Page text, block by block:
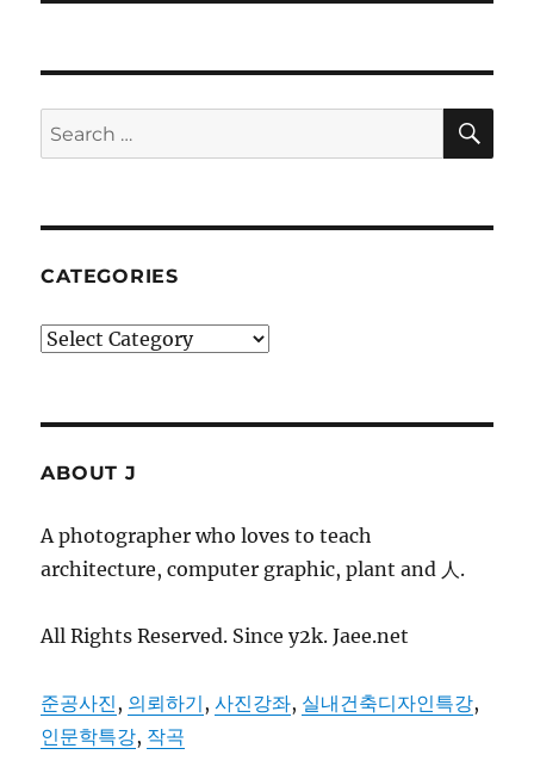
Search
for:
CATEGORIES
Categories
ABOUT J
A photographer who loves to teach
architecture, computer graphic, plant and 人.
All Rights Reserved. Since y2k. Jaee.net
준공사진, 의뢰하기,사진강좌, 실내건축디자인특강,
인문학특강, 작곡